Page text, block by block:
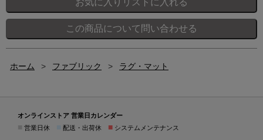
ホーム > ファブリック > ラグ・マット
オンラインストア 営業日カレンダー
営業日休 配送・出荷休 ■ システムメンテナンス